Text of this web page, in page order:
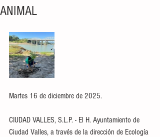
ANIMAL
Martes 16 de diciembre de 2025.
CIUDAD VALLES, S.L.P. - El H. Ayuntamiento de
Ciudad Valles, a través de la dirección de Ecología